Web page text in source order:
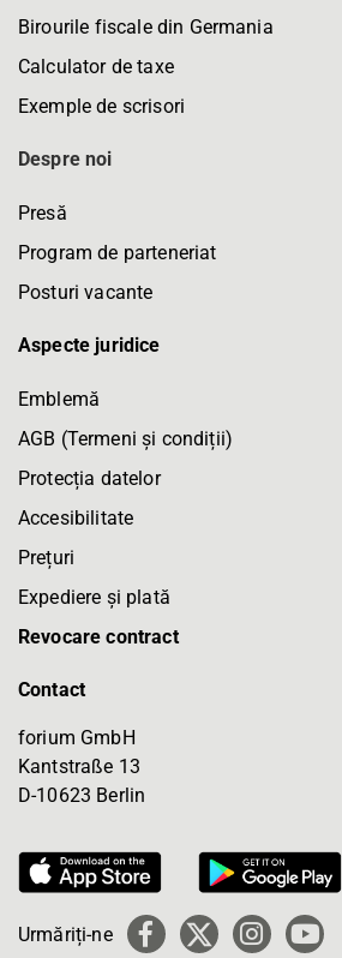
Birourile fiscale din Germania
Calculator de taxe
Exemple de scrisori
Despre noi
Presă
Program de parteneriat
Posturi vacante
Aspecte juridice
Emblemă
AGB (Termeni și condiții)
Protecția datelor
Accesibilitate
Prețuri
Expediere și plată
Revocare contract
Contact
forium GmbH
Kantstraße 13
D-10623 Berlin
Urmăriți-ne Facebook
X
Instagram